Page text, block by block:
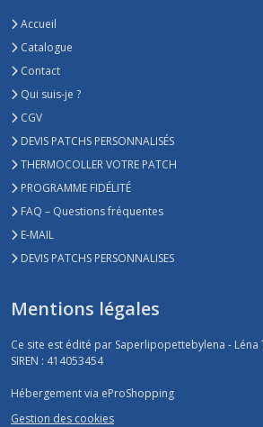
Accueil
Catalogue
Contact
Qui suis-je ?
CGV
DEVIS PATCHS PERSONNALISÉS
THERMOCOLLER VOTRE PATCH
PROGRAMME FIDÉLITÉ
FAQ – Questions fréquentes
E-MAIL
DEVIS PATCHS PERSONNALISES
Mentions légales
Ce site est édité par Saperlipopettebylena - Léna
SIREN : 414053454
Hébergement via eProShopping
Gestion des cookies